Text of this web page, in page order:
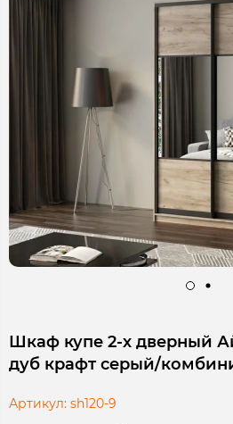
Шкаф купе 2-х дверный
дуб крафт серый/
Артикул: sh120-9